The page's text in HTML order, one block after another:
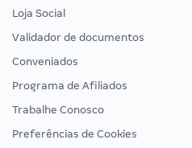
Loja Social
Validador de documentos
Conveniados
Programa de Afiliados
Trabalhe Conosco
Preferências de Cookies